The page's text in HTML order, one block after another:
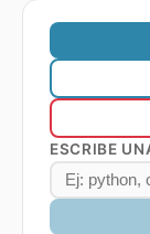
ESCRIBE